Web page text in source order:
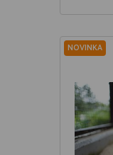
NOVINKA